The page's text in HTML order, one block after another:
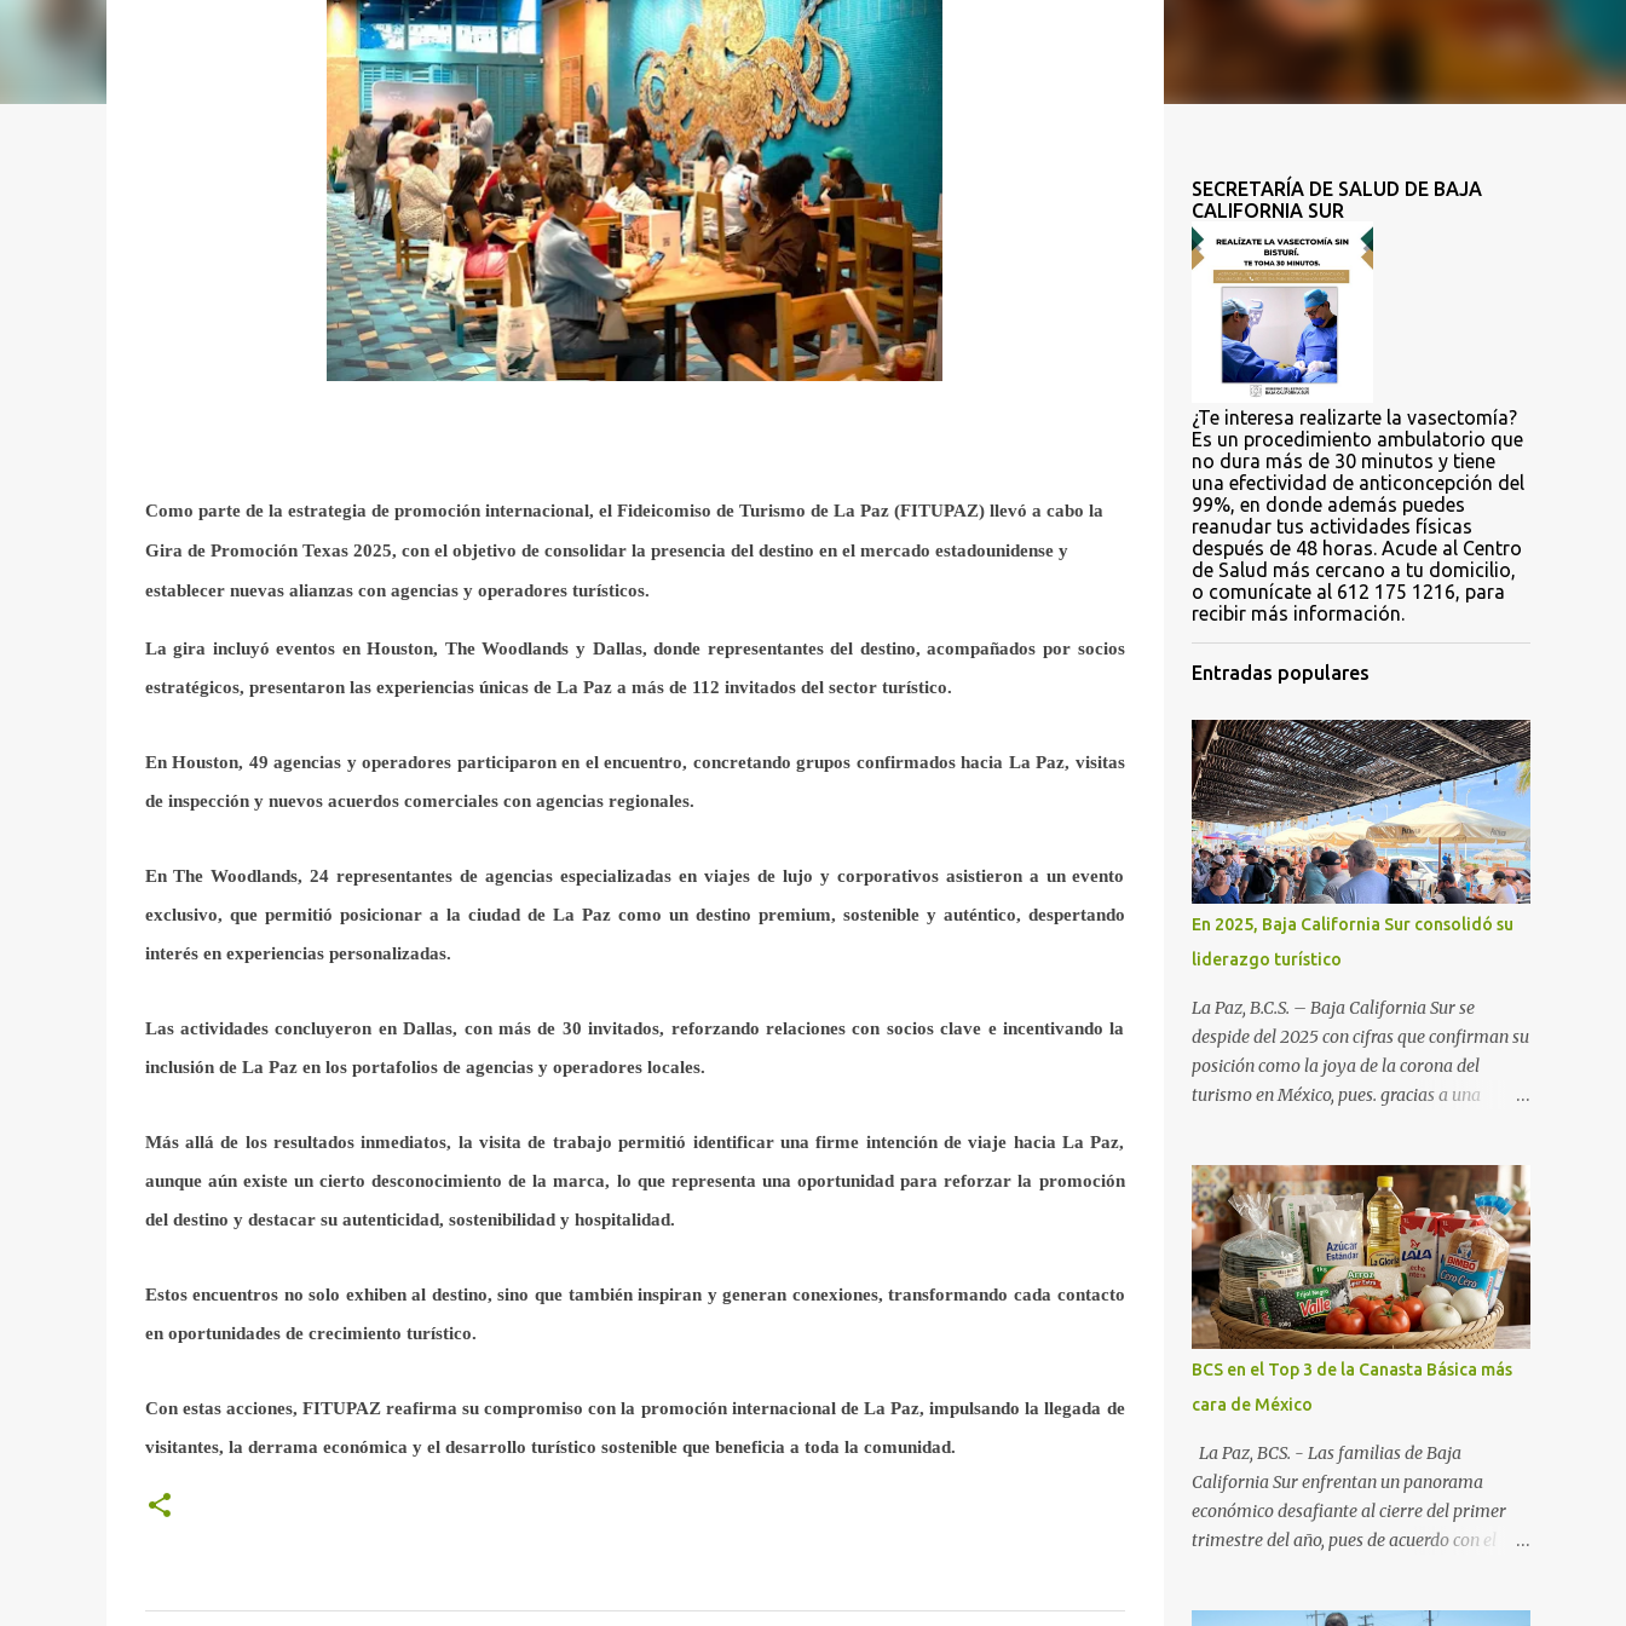
Como parte de la estrategia de promoción internacional, el Fideicomiso de Turismo de La Paz (FITUPAZ) llevó a cabo la
Gira de Promoción Texas 2025, con el objetivo de consolidar la presencia del destino en el mercado estadounidense y
establecer nuevas alianzas con agencias y operadores turísticos.
La gira incluyó eventos en Houston, The Woodlands y Dallas, donde representantes del destino, acompañados por socios
estratégicos, presentaron las experiencias únicas de La Paz a más de 112 invitados del sector turístico.
En Houston, 49 agencias y operadores participaron en el encuentro, concretando grupos confirmados hacia La Paz, visitas
de inspección y nuevos acuerdos comerciales con agencias regionales.
En The Woodlands, 24 representantes de agencias especializadas en viajes de lujo y corporativos asistieron a un evento
exclusivo, que permitió posicionar a la ciudad de La Paz como un destino premium, sostenible y auténtico, despertando
interés en experiencias personalizadas.
Las actividades concluyeron en Dallas, con más de 30 invitados, reforzando relaciones con socios clave e incentivando la
inclusión de La Paz en los portafolios de agencias y operadores locales.
Más allá de los resultados inmediatos, la visita de trabajo permitió identificar una firme intención de viaje hacia La Paz,
aunque aún existe un cierto desconocimiento de la marca, lo que representa una oportunidad para reforzar la promoción
del destino y destacar su autenticidad, sostenibilidad y hospitalidad.
Estos encuentros no solo exhiben al destino, sino que también inspiran y generan conexiones, transformando cada contacto
en oportunidades de crecimiento turístico.
Con estas acciones, FITUPAZ reafirma su compromiso con la promoción internacional de La Paz, impulsando la llegada de
visitantes, la derrama económica y el desarrollo turístico sostenible que beneficia a toda la comunidad.
SECRETARÍA DE SALUD DE BAJA
CALIFORNIA SUR
¿Te interesa realizarte la vasectomía?
Es un procedimiento ambulatorio que
no dura más de 30 minutos y tiene
una efectividad de anticoncepción del
99%, en donde además puedes
reanudar tus actividades físicas
después de 48 horas. Acude al Centro
de Salud más cercano a tu domicilio,
o comunícate al 612 175 1216, para
recibir más información.
Entradas populares
En 2025, Baja California Sur consolidó su
liderazgo turístico
La Paz, B.C.S. – Baja California Sur se
despide del 2025 con cifras que confirman su
posición como la joya de la corona del
turismo en México, pues. gracias a una
fideicomisos de promoción, la entidad
proyecta un cierre de año marcado por una
ocupación hotelera robusta, una
conectividad aérea en ascenso y una
derrama económica sin precedentes. Las
proyecciones para este periodo vacacional
son optimistas, con un promedio estatal que
supera el 70% . Sin embargo, la sorpresa del
año la ha dado el norte del estado. Comondú
encabeza las expectativas con un
impresionante 89% de ocupación,
impulsado por el interés creciente en el
turismo de naturaleza. Le siguen destinos
Nuevo). La Paz: 66%. Loreto: 58%. Mulegé:
BCS en el Top 3 de la Canasta Básica más
cara de México
La Paz, BCS. - Las familias de Baja
California Sur enfrentan un panorama
económico desafiante al cierre del primer
trimestre del año, pues de acuerdo con el